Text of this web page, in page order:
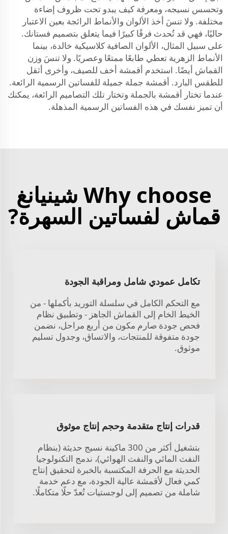
وتحسس نسيجه، ومعرفة كيف يبدو تحت ظروف إضاءة
مختلفة. ولا تنسَ أخذ الألوان والأنماط الرائجة بعين الاعتبار
حاليًا، فهي قد تُحدث فرقًا كبيرًا فيما يتعلق بتصميم فستانك.
على سبيل المثال، الألوان الصافية كلاسيكية خالدة، بينما
الأنماط الزهرية تعطي طابعًا ممتعًا وعصريًا. ولا تنسَ وزن
القماش أيضًا. استخدم أقمشة أخف للصيف، وأخرى أثقل
للطقس البارد. أقمشة جملة جميلة للفساتين الرسمية الرائعة.
عندما تختار أقمشة بالجملة وتختار تلك التصاميم الرائعة، يمكنك
أن تميز نفسك في هذه الفساتين الرسمية المذهلة.
Why choose شينيانغ
قماش لفساتين السهرة?
تكامل عمودي شامل ومراقبة الجودة
مع التحكم الكامل في سلسلة التوريد بأكملها - من
الخيط الخام إلى القماش الجاهز - وتطبيق نظام
فحص جودة صارم مكون من أربع مراحل، نضمن
جودة متفوقة للمنتجات، والاتساق، وجدول تسليم
موثوق.
قدرات إنتاج متقدمة وحجم إنتاج موثوق
بتشغيل أكثر من 300 ماكينة نسيج حديثة (بنظام
النفث المائي والنفث الهوائي)، ندمج التكنولوجيا
الحديثة مع الحرفة المكتسبة بالخبرة لتحقيق إنتاج
كمي فعال لأقمشة عالية الجودة، مع دعم خدمة
شاملة من تصميم إلى لوجستيات تُعدّ حلًا متكاملًا.